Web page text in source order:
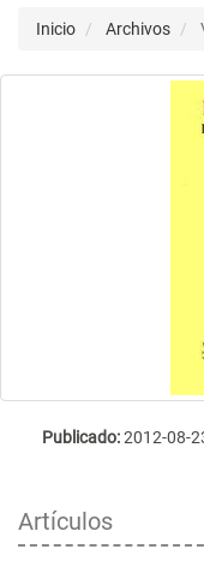
Inicio Archivos
Publicado:2012-08-
Artículos